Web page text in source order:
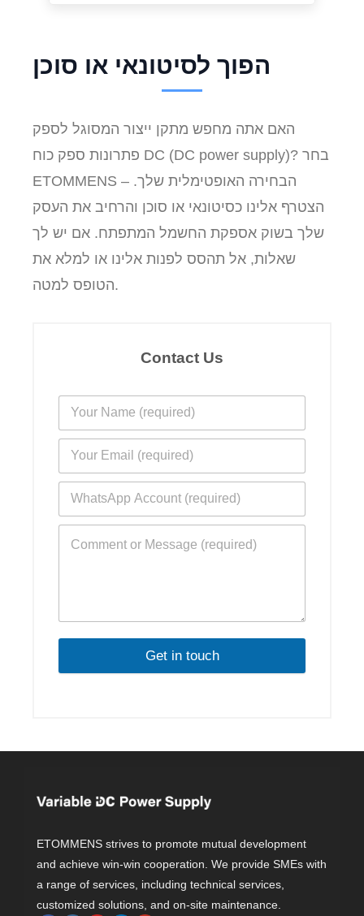
הפוך לסיטונאי או סוכן
האם אתה מחפש מתקן ייצור המסוגל לספק
פתרונות ספק כוח DC (DC power supply)? בחר
ETOMMENS – הבחירה האופטימלית שלך.
הצטרף אלינו כסיטונאי או סוכן והרחיב את העסק
שלך בשוק אספקת החשמל המתפתח. אם יש לך
שאלות, אל תהסס לפנות אלינו או למלא את
הטופס למטה.
Contact Us
Get in touch
ETOMMENS strives to promote mutual development
and achieve win-win cooperation. We provide SMEs with
a range of services, including technical services,
customized solutions, and on-site maintenance.